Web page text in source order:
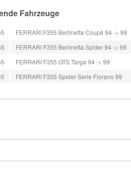
Fahrzeuge
FERRARI F355 Berlinetta Coupè 94 -> 99
FERRARI F355 Berlinetta Spider 94 -> 99
FERRARI F355 GTS Targa 94 -> 99
FERRARI F355 Spider Serie Fiorano 99